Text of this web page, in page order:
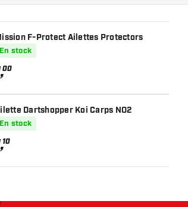
F-Protect Ailettes Protectors
En stock
,00
Dartshopper Koi Carps NO2
En stock
,10